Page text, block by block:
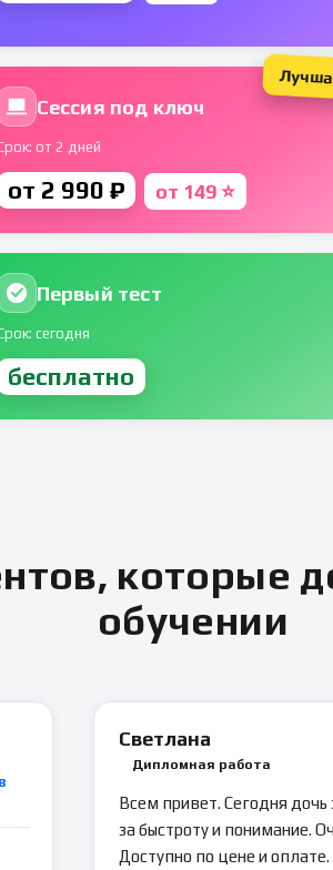
Сессия под ключ
от 2 дней
от 2 990 ₽ от 149 ⭐
Первый тест
сегодня
бесплатно
которые
обучении
Светлана
Дипломная работа
Всем привет. Сегодня
за быстроту и понимание.
Доступно по цене и